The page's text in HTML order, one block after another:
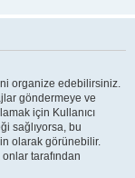
organize edebilirsiniz.
göndermeye ve
için Kullanıcı
sağlıyorsa, bu
olarak görünebilir.
tarafından